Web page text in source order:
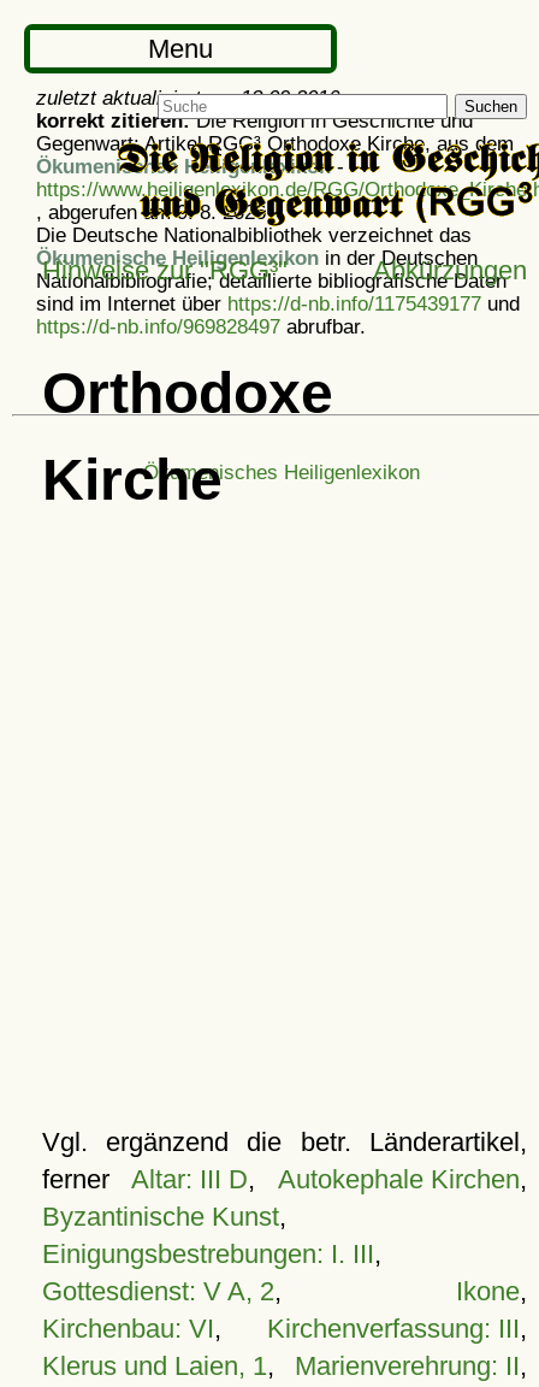
Menu
Suchen
Hinweise zur "RGG³" Abkürzungen
Orthodoxe
Kirche
Vgl. ergänzend die betr. Länderartikel,
fernerAltar: III D, Autokephale Kirchen,
Byzantinische Kunst,
Einigungsbestrebungen: I. III,
Gottesdienst: V A, 2, Ikone,
Kirchenbau: VI, Kirchenverfassung: III,
Klerus und Laien, 1, Marienverehrung: II,
zuletzt aktualisiert am13.09.2016
korrekt zitieren:Die Religion in Geschichte und
Gegenwart: ArtikelRGG³ Orthodoxe Kirche, aus dem
Ökumenischen Heiligenlexikon-
https://www.heiligenlexikon.de/RGG/
, abgerufen am 9. 8. 2026
Die Deutsche Nationalbibliothek verzeichnet das
Ökumenische Heiligenlexikon in der Deutschen
Nationalbibliografie; detaillierte bibliografische Daten
sind im Internet über https://d-nb.info/1175439177 und
https://d-nb.info/969828497 abrufbar.
Ökumenisches Heiligenlexikon